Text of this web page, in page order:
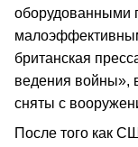
оборудованными
британская
ведения войны»,
сняты с
После того как